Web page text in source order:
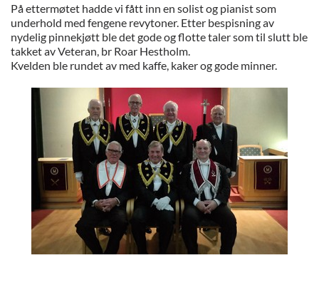
På ettermøtet hadde vi fått inn en solist og pianist som
underhold med fengene revytoner. Etter bespisning av
nydelig pinnekjøtt ble det gode og flotte taler som til slutt ble
takket av Veteran, br Roar Hestholm.
Kvelden ble rundet av med kaffe, kaker og gode minner.